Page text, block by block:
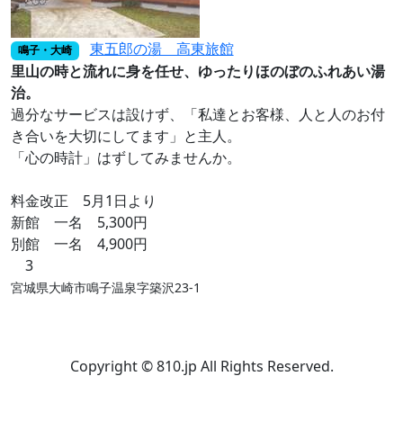
鳴子・大崎
東五郎の湯 高東旅館
里山の時と流れに身を任せ、ゆったりほのぼのふれあい湯
治。
過分なサービスは設けず、「私達とお客様、人と人のお付
き合いを大切にしてます」と主人。
「心の時計」はずしてみませんか。
料金改正 5月1日より
新館 一名 5,300円
別館 一名 4,900円
3
宮城県大崎市鳴子温泉字築沢23-1
Copyright © 810.jp All Rights Reserved.